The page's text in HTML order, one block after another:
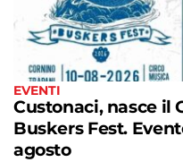
EVENTI
Custonaci, nasce il
Buskers Fest.
agosto